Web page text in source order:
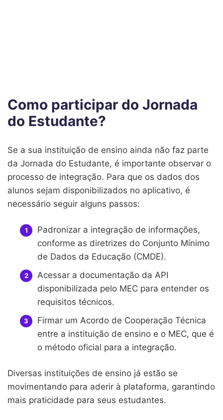
Como participar do Jornada
do Estudante?
Se a sua instituição de ensino ainda não faz parte
da Jornada do Estudante, é importante observar o
processo de integração. Para que os dados dos
alunos sejam disponibilizados no aplicativo, é
necessário seguir alguns passos:
Padronizar a integração de informações,
conforme as diretrizes do Conjunto Mínimo
de Dados da Educação (CMDE).
Acessar a documentação da API
disponibilizada pelo MEC para entender os
requisitos técnicos.
Firmar um Acordo de Cooperação Técnica
entre a instituição de ensino e o MEC, que é
o método oficial para a integração.
Diversas instituições de ensino já estão se
movimentando para aderir à plataforma, garantindo
mais praticidade para seus estudantes.